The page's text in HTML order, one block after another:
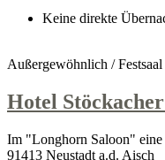
Keine direkte
Außergewöhnlich /
Hotel
Im "Longhorn Saloon"
91413 Neustadt a.d. Aisch